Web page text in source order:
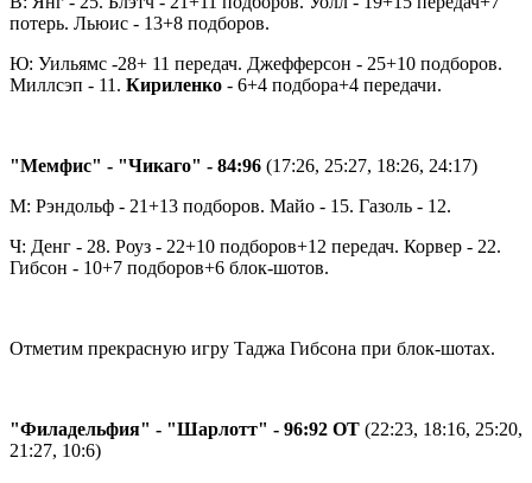
потерь. Льюис - 13+8 подборов.
Ю: Уильямс -28+ 11 передач. Джефферсон - 25+10 подборов.
Миллсэп - 11. Кириленко - 6+4 подбора+4 передачи.
"Мемфис" - "Чикаго" - 84:96 (17:26, 25:27, 18:26, 24:17)
М: Рэндольф - 21+13 подборов. Майо - 15. Газоль - 12.
Ч: Денг - 28. Роуз - 22+10 подборов+12 передач. Корвер - 22.
Гибсон - 10+7 подборов+6 блок-шотов.
Отметим прекрасную игру Таджа Гибсона при блок-шотах.
"Филадельфия" - "Шарлотт" - 96:92 ОТ (22:23, 18:16, 25:20,
21:27, 10:6)